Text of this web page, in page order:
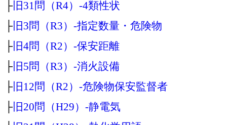
├ 旧31問（R4）‐4類性状
├ 旧3問（R3）‐指定数量・危険物
├ 旧4問（R2）‐保安距離
├ 旧5問（R3）‐消火設備
├ 旧12問（R2）‐危険物保安監督者
├ 旧20問（H29）‐静電気